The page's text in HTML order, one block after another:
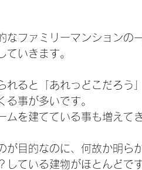
なファミリーマンションの
ていきます。
れると「あれっどこだろう
る事が多いです。
ムを建てている事も増えて
が目的なのに、何故か明ら
ている建物がほとんどです